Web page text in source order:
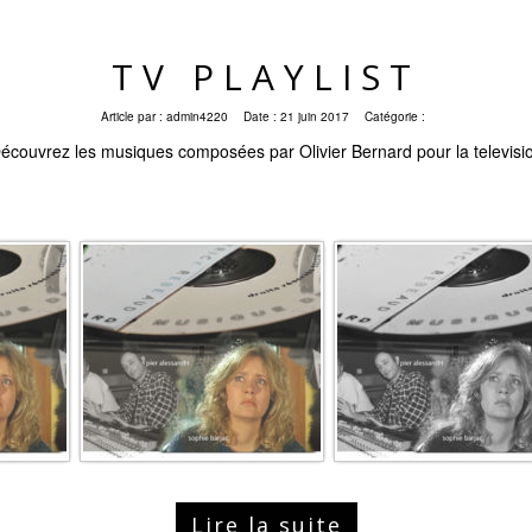
TV PLAYLIST
Article par : admin4220 Date : 21 juin 2017 Catégorie :
les musiques composées par Olivier Bernard pour la
Lire la suite